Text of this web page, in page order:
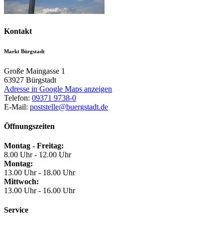
Kontakt
Markt Bürgstadt
Große Maingasse 1
63927 Bürgstadt
Adresse in Google Maps anzeigen
Telefon: 09371 9738-0
E-Mail: poststelle@buergstadt.de
Öffnungszeiten
Montag - Freitag:
8.00 Uhr - 12.00 Uhr
Montag:
13.00 Uhr - 18.00 Uhr
Mittwoch:
13.00 Uhr - 16.00 Uhr
Service